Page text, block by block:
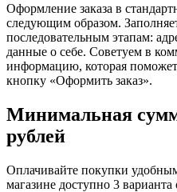
Оформление заказа в
следующим образом.
последовательным этапам:
данные о себе. Советуем в
информацию, которая
кнопку «Оформить заказ».
Минимальная
рублей
Оплачивайте покупки
магазине доступно 3 варианта